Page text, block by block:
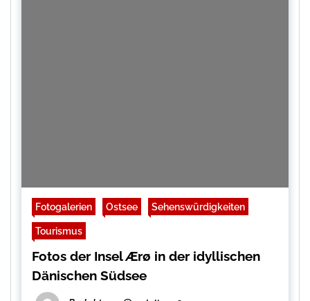
Fotogalerien Ostsee Sehenswürdigkeiten
Tourismus
Fotos der Insel Ærø in der idyllischen
Dänischen Südsee